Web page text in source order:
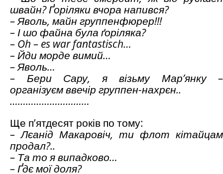
швайн? Ґоріляки вчора напився?
– Яволь, майн группенфюрер!!!
– І шо файна була ґоріляка?
– Oh – es war fantastisch…
– Йди морде вимий…
– Яволь…
– Бери Сару, я візьму Мар’янку –
організуєм ввечір группен-нахрєн..
…………………………
Ще п’ятдесят років по тому:
– Лєанід Макаровіч, ти флот кітайцам
продал?..
– Та то я випадково…
– Ґдє мої доля?